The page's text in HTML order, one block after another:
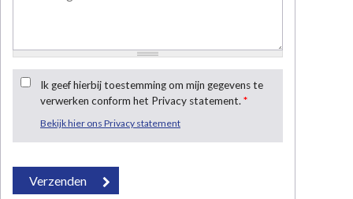
Ik geef hierbij toestemming om mijn gegevens te
verwerken conform het Privacy statement. *
Bekijk hier ons Privacy statement